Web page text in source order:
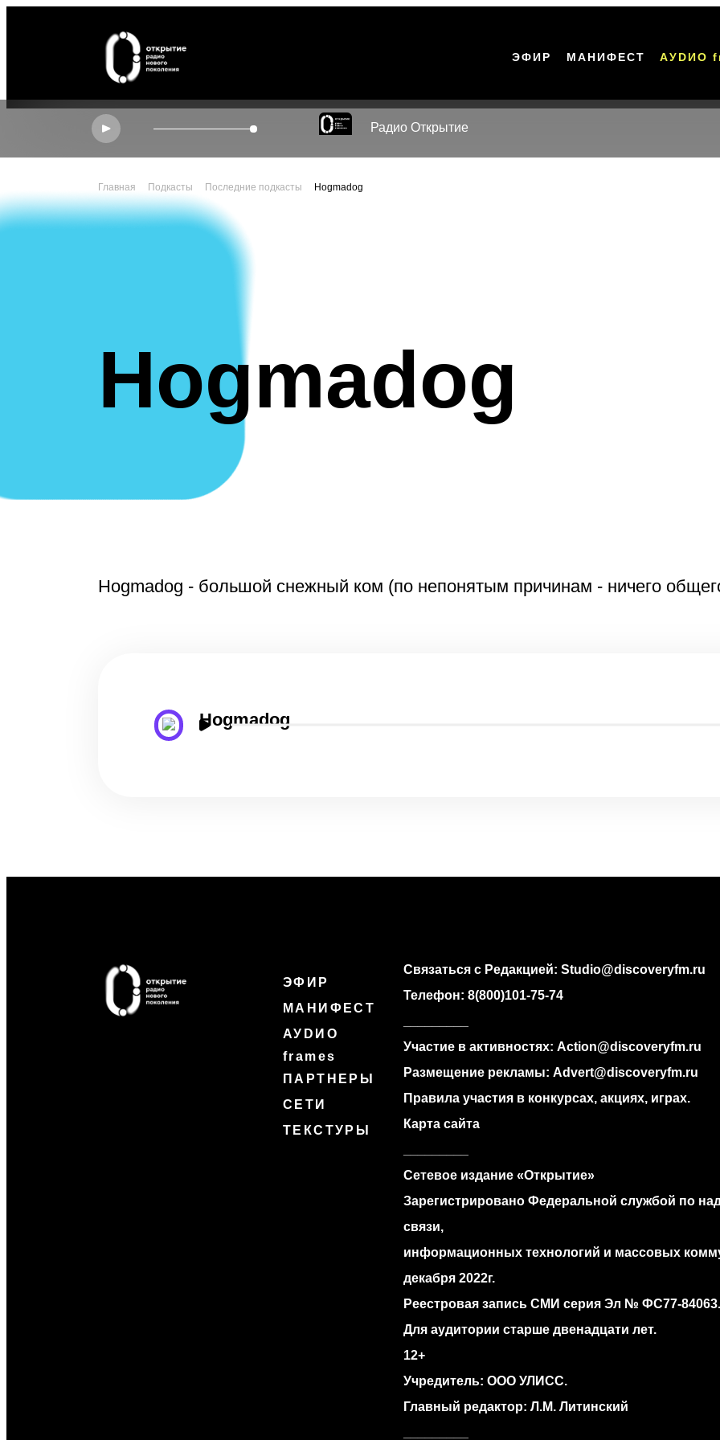
Радио Открытие
ЭФИР МАНИФЕСТ АУDИО
Главная Подкасты Последние подкасты Hogmadog
Hogmadog
Hogmadog - большой снежный ком (по непонятым причинам - ничего
Hogmadog
ЭФИР
МАНИФЕСТ
АУDИО
frames
ПАРТНЕРЫ
СЕТИ
ТЕКСТУРЫ
Связаться с Редакцией: Studio@discoveryfm.ru
Телефон: 8(800)101-75-74
Участие в активностях: Action@discoveryfm.ru
Размещение рекламы: Advert@discoveryfm.ru
Правила участия в конкурсах, акциях, играх.
Карта сайта
Сетевое издание «Открытие»
Зарегистрировано Федеральной службой по
связи,
информационных технологий и массовых
декабря 2022г.
Реестровая запись СМИ серия Эл № ФС77‐84063.
Для аудитории старше двенадцати лет.
12+
Учредитель: ООО УЛИСС.
Главный редактор: Л.М. Литинский
ЭФИР
МАНИФЕСТ
АУDИО frames
ТЕКСТУРЫ